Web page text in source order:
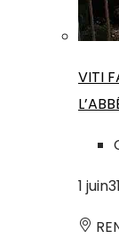
VITI
1 juin31